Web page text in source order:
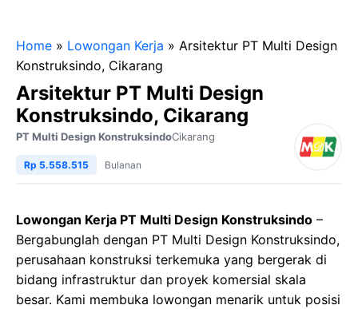
Home » Lowongan Kerja » Arsitektur PT Multi Design
Konstruksindo, Cikarang
Arsitektur PT Multi Design
Konstruksindo, Cikarang
PT Multi Design KonstruksindoCikarang
Rp 5.558.515 Bulanan
Lowongan Kerja PT Multi Design Konstruksindo –
Bergabunglah dengan PT Multi Design Konstruksindo,
perusahaan konstruksi terkemuka yang bergerak di
bidang infrastruktur dan proyek komersial skala
besar. Kami membuka lowongan menarik untuk posisi